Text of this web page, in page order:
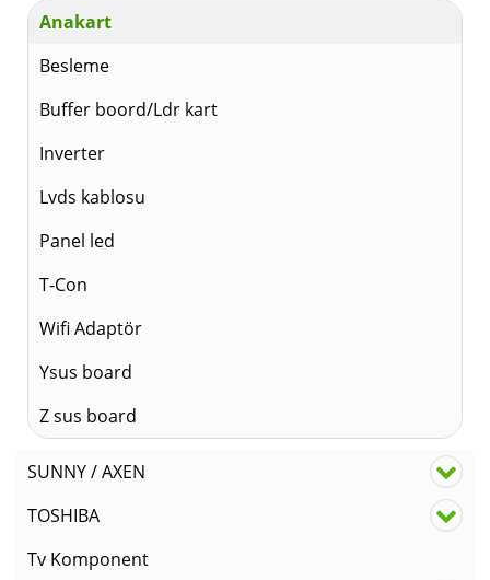
Anakart
Besleme
Buffer boord/Ldr kart
Inverter
Lvds kablosu
Panel led
T-Con
Wifi Adaptör
Ysus board
Z sus board
SUNNY / AXEN
TOSHIBA
Tv Komponent